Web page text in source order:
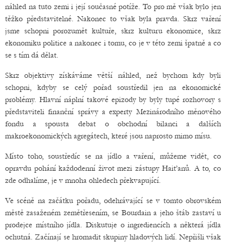
náhled na tuto zemi i její současné potíže. To pro mě však bylo jen
těžko představitelné. Nakonec to však byla pravda. Skrz vaření
jsme schopni porozumět kultuře, skrz kulturu ekonomice, skrz
ekonomiku politice a nakonec i tomu, co je v této zemi špatně a co
se s tím dá dělat.
Skrz objektivy získáváme větší náhled, než bychom kdy byli
schopni, kdyby se celý pořad soustředil jen na ekonomické
problémy. Hlavní náplní takové epizody by byly tupé rozhovory s
představiteli finanční správy a experty Mezinárodního měnového
fondu a spousta debat o obchodní bilanci a dalších
makroekonomických agregátech, které jsou naprosto mimo mísu.
Místo toho, soustředíc se na jídlo a vaření, můžeme vidět, co
opravdu pohání každodenní život mezi zástupy Haiťanů. A to, co
zde odhalíme, je v mnoha ohledech překvapující.
Ve scéně na začátku pořadu, odehrávající se v tomto obrovském
městě zasaženém zemětřesením, se Bourdain a jeho štáb zastaví u
prodejce místního jídla. Diskutuje o ingrediencích a některá jídla
ochutná. Začínají se hromadit skupiny hladových lidí. Nepřišli však